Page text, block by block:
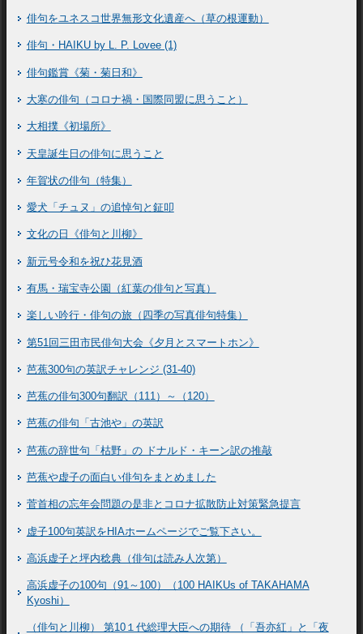
俳句をユネスコ世界無形文化遺産へ（草の根運動）
俳句・HAIKU by L. P. Lovee (1)
俳句鑑賞《菊・菊日和》
大寒の俳句（コロナ禍・国際同盟に思うこと）
大相撲《初場所》
天皇誕生日の俳句に思うこと
年賀状の俳句（特集）
愛犬「チュヌ」の追悼句と鉦叩
文化の日《俳句と川柳》
新元号令和を祝ひ花見酒
有馬・瑞宝寺公園（紅葉の俳句と写真）
楽しい吟行・俳句の旅（四季の写真俳句特集）
第51回三田市民俳句大会《夕月とスマートホン》
芭蕉300句の英訳チャレンジ (31-40)
芭蕉の俳句300句翻訳（111）～（120）
芭蕉の俳句「古池や」の英訳
芭蕉の辞世句「枯野」の ドナルド・キーン訳の推敲
芭蕉や虚子の面白い俳句をまとめました
菅首相の忘年会問題の是非とコロナ拡散防止対策緊急提言
虚子100句英訳をHIAホームページでご覧下さい。
高浜虚子と坪内稔典（俳句は読み人次第）
高浜虚子の100句（91～100）（100 HAIKUs of TAKAHAMA
Kyoshi）
（俳句と川柳） 第10１代総理大臣への期待 （「吾亦紅」と「夜